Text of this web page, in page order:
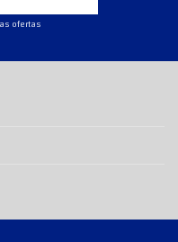
ofertas